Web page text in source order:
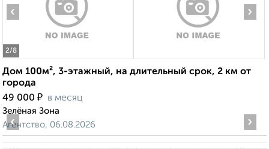
2/8
‹ ›
Дом 100м², 3-этажный, на длительный срок, 2 км от
города
49 000 ₽ в месяц
Зелёная Зона
Агентство, 06.08.2026
‹ ›